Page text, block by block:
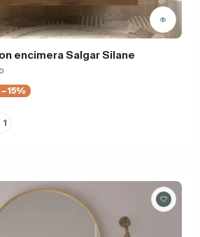
encimera Salgar Silane
−15%
1